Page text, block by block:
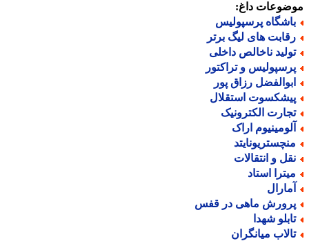
داغ:
پرسپولیس
های لیگ برتر
ناخالص داخلی
و تراکتور
رزاق پور
استقلال
الکترونیک
اراک
و انتقالات
استاد
ماهی در قفس
شهدا
میانگران